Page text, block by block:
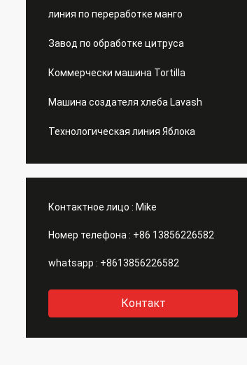
линия по переработке манго
Завод по обработке цитруса
Коммерчески машина Tortilla
Машина создателя хлеба Lavash
Технологическая линия Яблока
Контактное лицо : Mike
Номер телефона : +86 13856226582
whatsapp : +8613856226582
Контакт